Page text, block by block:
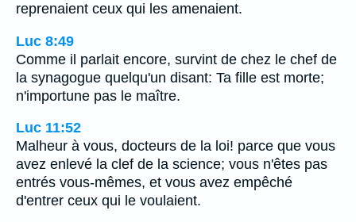
reprenaient ceux qui les amenaient.
Luc 8:49
Comme il parlait encore, survint de chez le chef de
la synagogue quelqu'un disant: Ta fille est morte;
n'importune pas le maître.
Luc 11:52
Malheur à vous, docteurs de la loi! parce que vous
avez enlevé la clef de la science; vous n'êtes pas
entrés vous-mêmes, et vous avez empêché
d'entrer ceux qui le voulaient.